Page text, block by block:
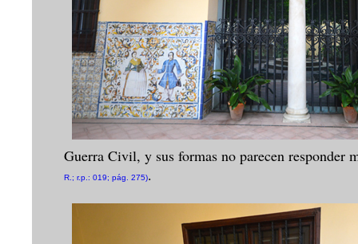
Guerra Civil, y sus formas no parecen
R.; r.p.: 019; pág. 275).